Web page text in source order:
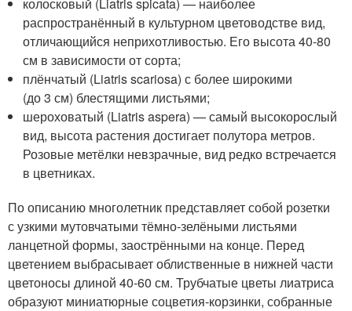
распространённый в культурном цветоводстве вид,
отличающийся неприхотливостью. Его высота 40-80
см в зависимости от сорта;
плёнчатый (Liatris scariosa) с более широкими
(до 3 см) блестящими листьями;
шероховатый (Liatris aspera) — самый высокорослый
вид, высота растения достигает полутора метров.
Розовые метёлки невзрачные, вид редко встречается
в цветниках.
По описанию многолетник представляет собой розетки
с узкими мутовчатыми тёмно-зелёными листьями
ланцетной формы, заострёнными на конце. Перед
цветением выбрасывает облиственные в нижней части
цветоносы длиной 40-60 см. Трубчатые цветы лиатриса
образуют миниатюрные соцветия-корзинки, собранные